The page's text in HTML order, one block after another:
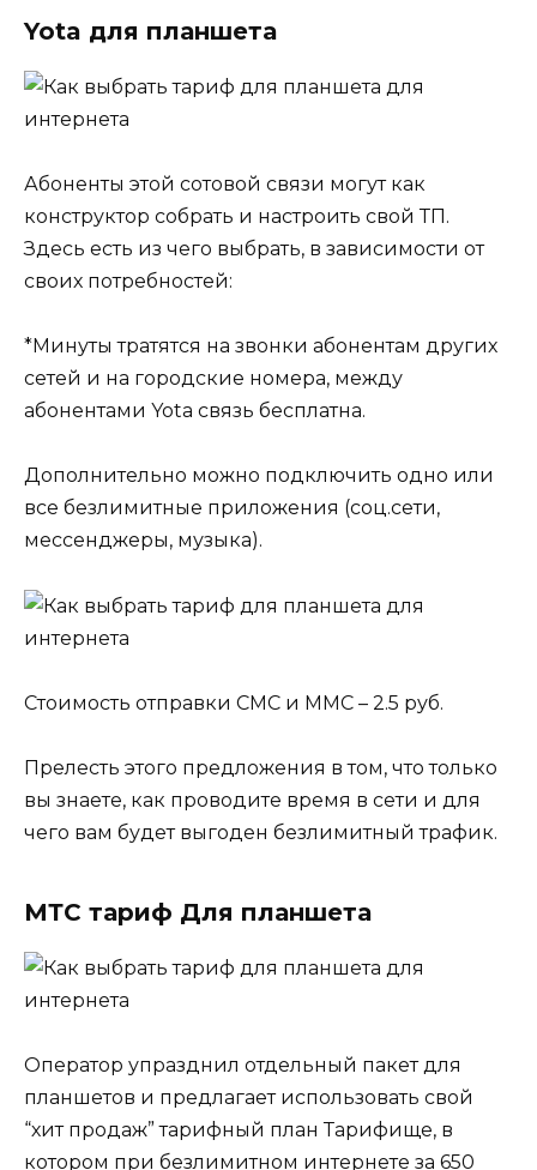
Yota для планшета
Абоненты этой сотовой связи могут как
конструктор собрать и настроить свой ТП.
Здесь есть из чего выбрать, в зависимости от
своих потребностей:
*Минуты тратятся на звонки абонентам других
сетей и на городские номера, между
абонентами Yota связь бесплатна.
Дополнительно можно подключить одно или
все безлимитные приложения (соц.сети,
мессенджеры, музыка).
Стоимость отправки СМС и ММС – 2.5 руб.
Прелесть этого предложения в том, что только
вы знаете, как проводите время в сети и для
чего вам будет выгоден безлимитный трафик.
МТС тариф Для планшета
Оператор упразднил отдельный пакет для
планшетов и предлагает использовать свой
“хит продаж” тарифный план Тарифище, в
котором при безлимитном интернете за 650